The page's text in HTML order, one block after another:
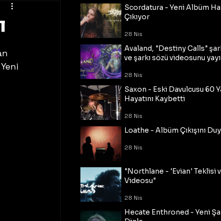
Scordatura - Yeni Albüm
Çıkıyor
28 Nis
Avaland, "Destiny Calls"
ve şarkı sözü videosunu
28 Nis
Saxon - Eski Davulcusu 60
Hayatını Kaybetti
28 Nis
Loathe - Albüm Çıkışını
28 Nis
"Northlane - 'Evian' Teklisi
Videosu"
28 Nis
Hecate Enthroned - Yeni